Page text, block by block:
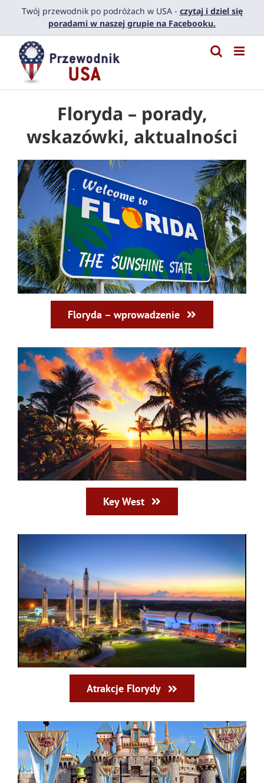
PrzejdźTwój przewodnik po podróżach w USA - czytaj i dziel się
poradami w naszej grupie na Facebooku.
Floryda – porady,
wskazówki, aktualności
Floryda – wprowadzenie
Key West
Atrakcje Florydy